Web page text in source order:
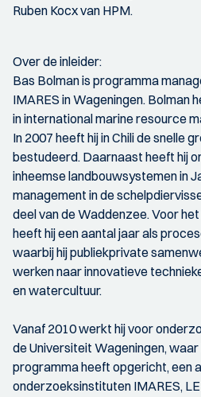
Ruben Kocx van HPM.
Over de inleider:
Bas Bolman is programma
IMARES in Wageningen. Bolman
in international marine resource
In 2007 heeft hij in Chili de snelle
bestudeerd. Daarnaast heeft hij
inheemse landbouwsystemen in
management in de
deel van de Waddenzee. Voor
heeft hij een aantal jaar als
waarbij hij publiekprivate
werken naar innovatieve
en watercultuur.
Vanaf 2010 werkt hij voor
de Universiteit Wageningen,
programma heeft opgericht, een
onderzoeksinstituten IMARES,